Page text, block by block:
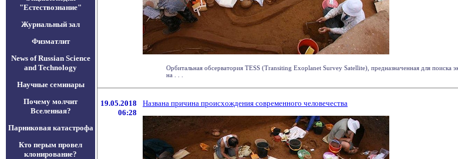
"Естествознание"
Журнальный зал
Физматлит
News of Russian Science
and Technology
Научные семинары
Почему молчит
Вселенная?
Парниковая катастрофа
Кто перым провел
клонирование?
Орбитальная обсерватория TESS (Transiting Exoplanet Survey Satellite), предназначенная для
на . . .
19.05.2018
06:28
Названа причина происхождения современного человечества